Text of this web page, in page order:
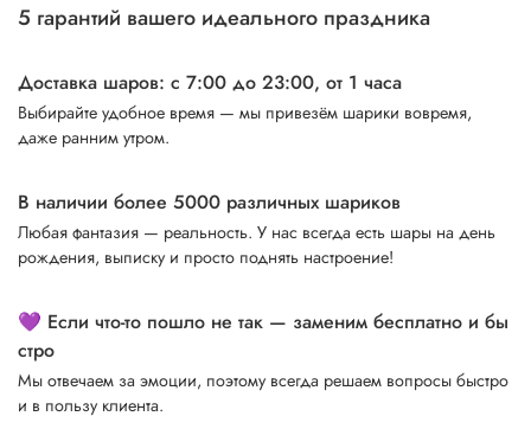
5 гарантий вашего идеального праздника
Доставка шаров: с 7:00 до 23:00, от 1 часа
Выбирайте удобное время — мы привезём шарики вовремя,
даже ранним утром.
В наличии более 5000 различных шариков
Любая фантазия — реальность. У нас всегда есть шары на день
рождения, выписку и просто поднять настроение!
💜 Если что-то пошло не так — заменим бесплатно и бы
стро
Мы отвечаем за эмоции, поэтому всегда решаем вопросы быстро
и в пользу клиента.